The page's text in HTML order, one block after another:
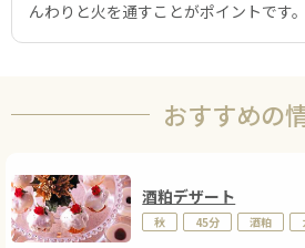
んわりと火を通すことがポイントです。
おすすめの
酒粕デザート
秋 45分 酒粕